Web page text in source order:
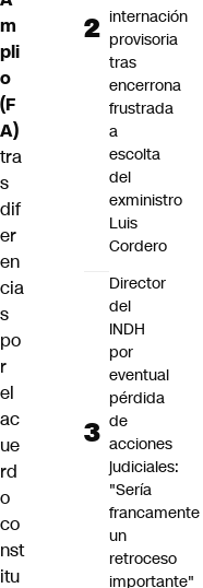
m
pli
o
(F
A)
tra
s
dif
er
en
cia
s
po
r
el
ac
ue
rd
o
co
nst
itu
internación
provisoria
tras
encerrona
frustrada
a
escolta
del
exministro
Luis
Cordero
Director
del
INDH
por
eventual
pérdida
de
acciones
judiciales:
"Sería
francamente
un
retroceso
importante"